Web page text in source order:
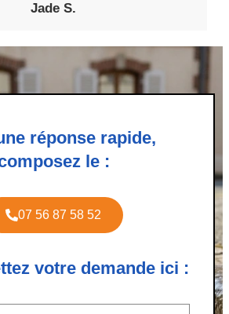
Jade S.
réponse rapide,
le :
07 56 87 58 52
votre demande ici :